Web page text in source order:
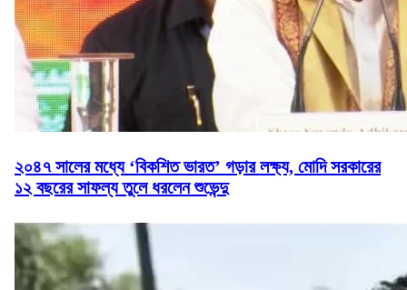
২০৪৭ সালের মধ্যে ‘বিকশিত ভারত’ গড়ার লক্ষ্য, মোদি সরকারের
১২ বছরের সাফল্য তুলে ধরলেন শুভেন্দু